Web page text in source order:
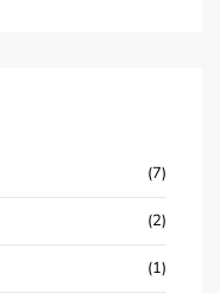
(7)
(2)
(1)